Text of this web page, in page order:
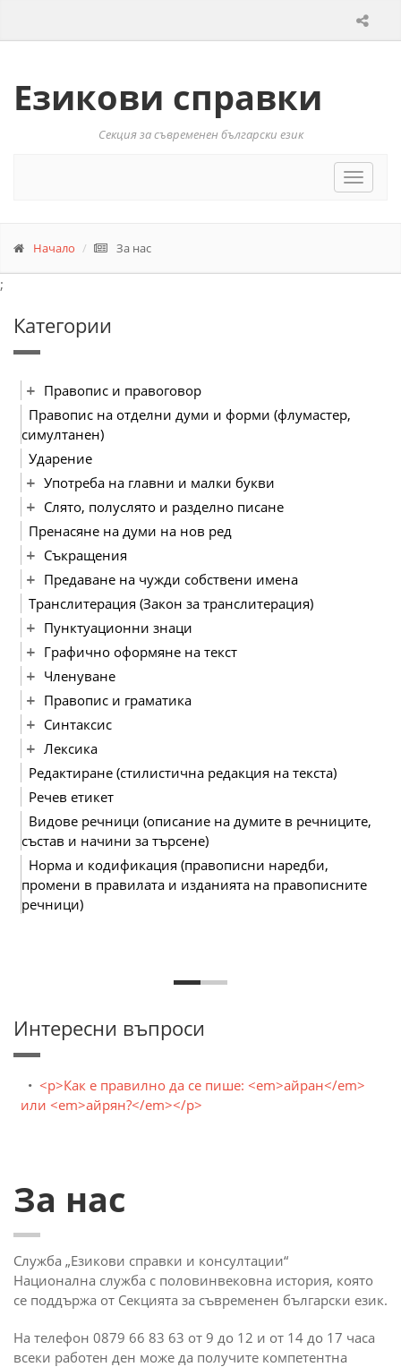
Езикови справки
Секция за съвременен български език
Toggle
Начало За нас
;
Категории
Правопис и правоговор
Правопис на отделни думи и форми (флумастер,
симултанен)
Ударение
Употреба на главни и малки букви
Слято, полуслято и разделно писане
Пренасяне на думи на нов ред
Съкращения
Предаване на чужди собствени имена
Транслитерация (Закон за транслитерация)
Пунктуационни знаци
Графично оформяне на текст
Членуване
Правопис и граматика
Синтаксис
Лексика
Редактиране (стилистична редакция на текста)
Речев етикет
Видове речници (описание на думите в речниците,
състав и начини за търсене)
Норма и кодификация (правописни наредби,
промени в правилата и изданията на правописните
речници)
Интересни въпроси
<p>Как е правилно да се пише: <em>айран</em>
или <em>айрян?</em></p>
За нас
Служба „Езикови справки и консултации“
Национална служба с половинвековна история, която
се поддържа от Секцията за съвременен български език.
На телефон 0879 66 83 63 от 9 до 12 и от 14 до 17 часа
всеки работен ден може да получите компетентна